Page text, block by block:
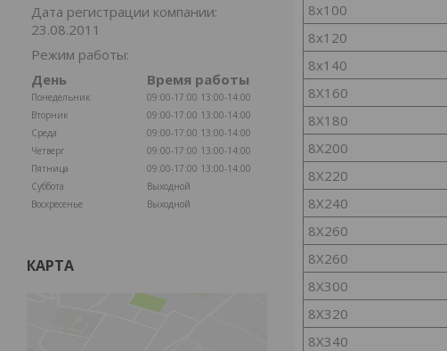
8х100
8х120
8х140
8Х160
8Х180
8Х200
8Х220
8Х240
8Х260
8Х260
8Х300
8Х320
8Х340
Дата регистрации компании:
23.08.2011
Режим работы:
День
Время работы
Понедельник 09:00-17:00 13:00-14:00
Вторник
09:00-17:00 13:00-14:00
Среда
09:00-17:00 13:00-14:00
Четверг
09:00-17:00 13:00-14:00
Пятница
09:00-17:00 13:00-14:00
Суббота
Выходной
Воскресенье
Выходной
КАРТА